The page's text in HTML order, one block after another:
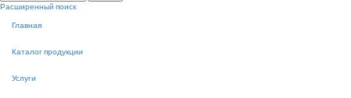
Расширенный поиск
Главная
Каталог продукции
Услуги